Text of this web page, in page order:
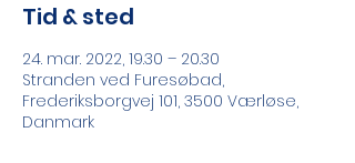
Tid & sted
24. mar. 2022, 19.30 – 20.30
Stranden ved Furesøbad,
Frederiksborgvej 101, 3500 Værløse,
Danmark